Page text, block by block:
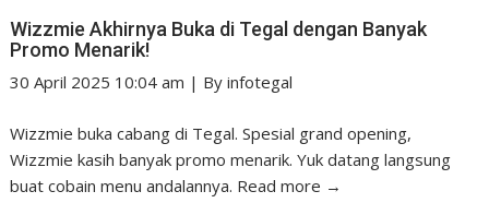
Wizzmie Akhirnya Buka di Tegal dengan Banyak
Promo Menarik!
30 April 2025 10:04 am | Byinfotegal
Wizzmie buka cabang di Tegal. Spesial grand opening,
Wizzmie kasih banyak promo menarik. Yuk datang langsung
buat cobain menu andalannya. Read more →